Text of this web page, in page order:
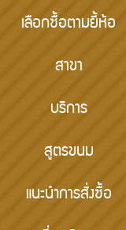
เลือกซื้อตามยี้ห้อ
สาขา
บริการ
สูตรขนม
แนะนำการสั่งซื้อ